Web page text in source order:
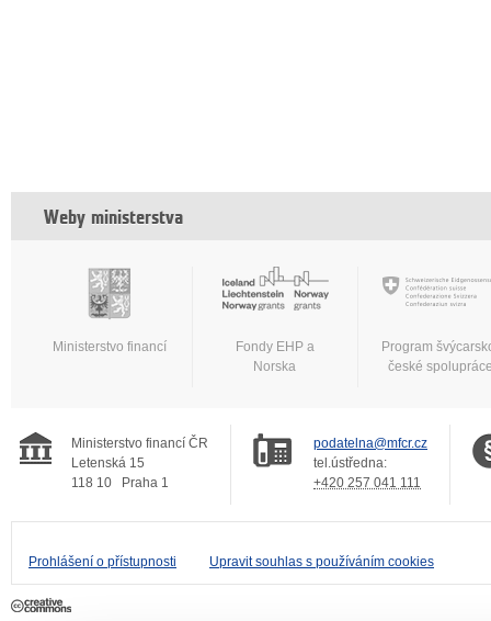
Weby ministerstva
Ministerstvo financí
Fondy EHP a
Norska
Program
české
Ministerstvo financí ČR
Letenská 15
118 10
Praha 1
podatelna@mfcr.cz
tel.ústředna:
+420 257 041 111
Prohlášení o přístupnosti Upravit souhlas s používáním cookies